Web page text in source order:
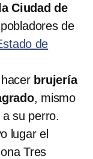
Ciudad de
de
de
brujería
, mismo
su perro.
lugar el
Tres